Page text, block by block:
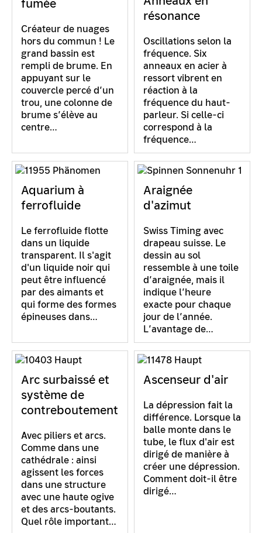
fumée
Créateur de nuages
hors du commun ! Le
grand bassin est
rempli de brume. En
appuyant sur le
couvercle percé d’un
trou, une colonne de
brume s’élève au
centre…
résonance
Oscillations selon la
fréquence. Six
anneaux en acier à
ressort vibrent en
réaction à la
fréquence du haut-
parleur. Si celle-ci
correspond à la
fréquence…
Aquarium à
ferrofluide
Le ferrofluide flotte
dans un liquide
transparent. Il s'agit
d'un liquide noir qui
peut être influencé
par des aimants et
qui forme des formes
épineuses dans…
Araignée
d'azimut
Swiss Timing avec
drapeau suisse. Le
dessin au sol
ressemble à une toile
d’araignée, mais il
indique l’heure
exacte pour chaque
jour de l’année.
L’avantage de…
Arc surbaissé et
système de
contreboutement
Avec piliers et arcs.
Comme dans une
cathédrale : ainsi
agissent les forces
dans une structure
avec une haute ogive
et des arcs-boutants.
Quel rôle important…
Ascenseur d'air
La dépression fait la
différence. Lorsque la
balle monte dans le
tube, le flux d'air est
dirigé de manière à
créer une dépression.
Comment doit-il être
dirigé…